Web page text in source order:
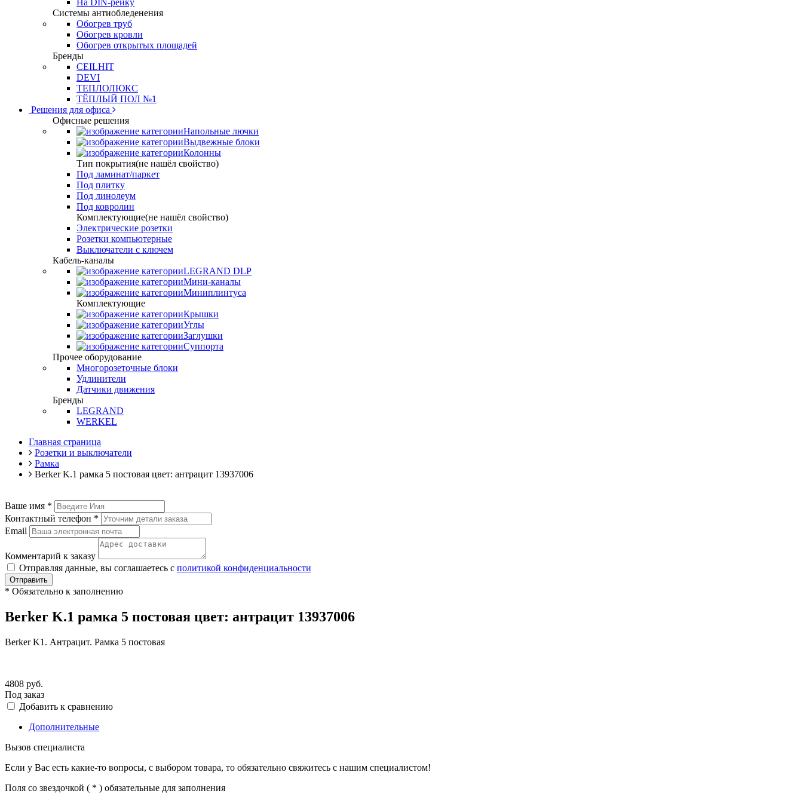
На DIN-рейку
Системы антиобледенения
Обогрев труб
Обогрев кровли
Обогрев открытых площадей
Бренды
CEILHIT
DEVI
ТЕПЛОЛЮКС
ТЁПЛЫЙ ПОЛ №1
Решения для офиса
Офисные решения
Напольные лючки
Выдвежные блоки
Колонны
Тип покрытия(не нашёл свойство)
Под ламинат/паркет
Под плитку
Под линолеум
Под ковролин
Комплектующие(не нашёл свойство)
Электрические розетки
Розетки компьютерные
Выключатели с ключем
Кабель-каналы
LEGRAND DLP
Мини-каналы
Миниплинтуса
Комплектующие
Крышки
Углы
Заглушки
Суппорта
Прочее оборудование
Многорозеточные блоки
Удлинители
Датчики движения
Бренды
LEGRAND
WERKEL
Главная страница
Розетки и выключатели
Рамка
Berker K.1 рамка 5 постовая цвет: антрацит 13937006
Ваше имя *
Контактный телефон *
Email
Комментарий к заказу
Отправляя данные, вы соглашаетесь с политикой конфиденциальности
Отправить
* Обязательно к заполнению
Berker K.1 рамка 5 постовая цвет: антрацит 13937006
Berker K1. Антрацит. Рамка 5 постовая
4808 руб.
Под заказ
Добавить к сравнению
Дополнительные
Вызов специалиста
Если у Вас есть какие-то вопросы, с выбором товара, то обязательно свяжитесь с нашим специалистом!
Поля со звездочкой ( * ) обязательные для заполнения